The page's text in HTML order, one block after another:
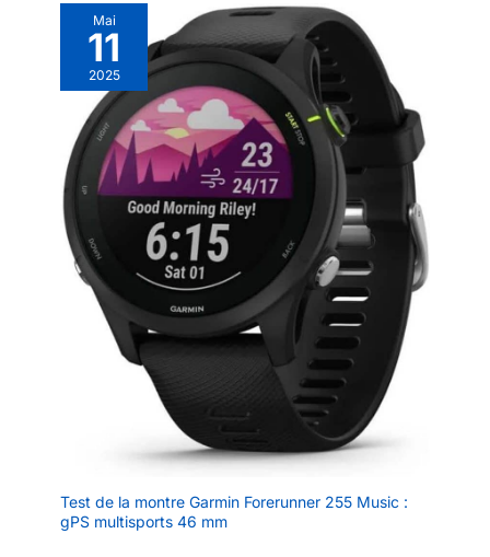
Mai
11
2025
Test de la montre Garmin Forerunner 255 Music :
gPS multisports 46 mm